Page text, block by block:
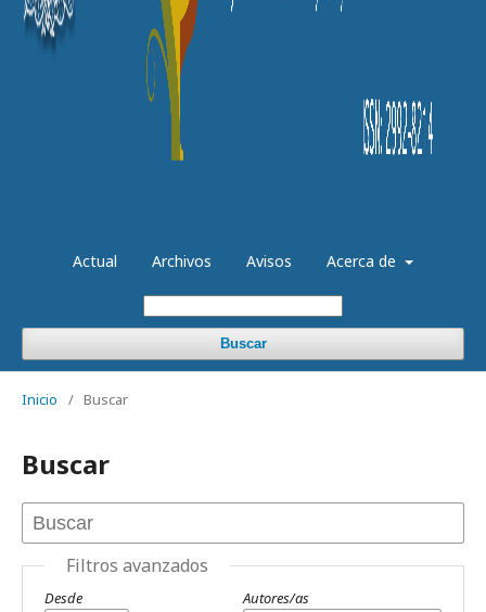
Actual Archivos Avisos Acerca de
Buscar
Inicio / Buscar
Buscar
Filtros avanzados
Desde Autores/as